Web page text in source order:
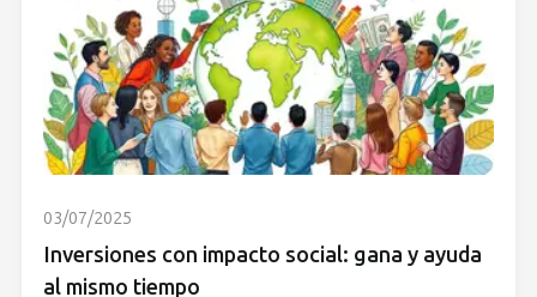
03/07/2025
Inversiones con impacto social: gana y ayuda
al mismo tiempo